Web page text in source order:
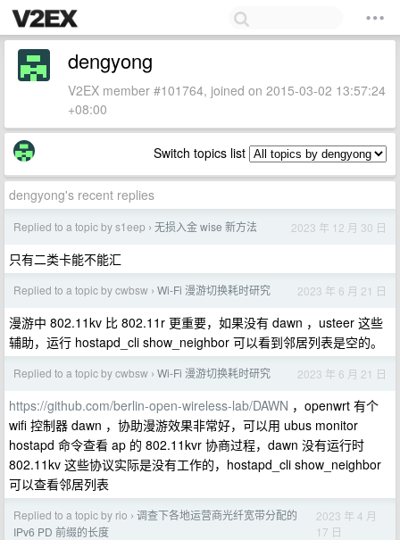
dengyong
V2EX member #101764, joined on 2015-03-02 13:57:24
+08:00
Switch topics list
dengyong's recent replies
Replied to a topic by s1eep › 无损入金 wise 新方法 2023 年 12 月 30 日
只有二类卡能不能汇
Replied to a topic by cwbsw › Wi-Fi 漫游切换耗时研究 2023 年 6 月 21 日
漫游中 802.11kv 比 802.11r 更重要，如果没有 dawn ，usteer 这些
辅助，运行 hostapd_cli show_neighbor 可以看到邻居列表是空的。
Replied to a topic by cwbsw › Wi-Fi 漫游切换耗时研究 2023 年 6 月 21 日
https://github.com/berlin-open-wireless-lab/DAWN ，openwrt 有个
wifi 控制器 dawn ，协助漫游效果非常好，可以用 ubus monitor
hostapd 命令查看 ap 的 802.11kvr 协商过程，dawn 没有运行时
802.11kv 这些协议实际是没有工作的，hostapd_cli show_neighbor
可以查看邻居列表
Replied to a topic by rio › 调查下各地运营商光纤宽带分配的
IPv6 PD 前缀的长度
2023 年 4 月
17 日